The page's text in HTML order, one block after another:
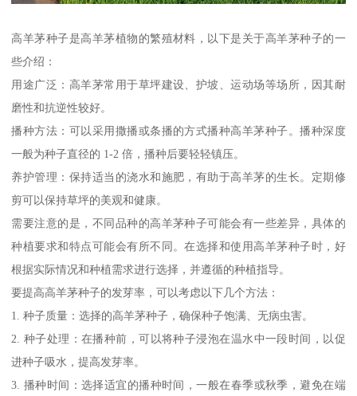
高羊茅种子是高羊茅植物的繁殖材料，以下是关于高羊茅种子的一
些介绍：
用途广泛：高羊茅常用于草坪建设、护坡、运动场等场所，因其耐
磨性和抗逆性较好。
播种方法：可以采用撒播或条播的方式播种高羊茅种子。播种深度
一般为种子直径的 1-2 倍，播种后要轻轻镇压。
养护管理：保持适当的浇水和施肥，有助于高羊茅的生长。定期修
剪可以保持草坪的美观和健康。
需要注意的是，不同品种的高羊茅种子可能会有一些差异，具体的
种植要求和特点可能会有所不同。在选择和使用高羊茅种子时，好
根据实际情况和种植需求进行选择，并遵循的种植指导。
要提高高羊茅种子的发芽率，可以考虑以下几个方法：
1. 种子质量：选择的高羊茅种子，确保种子饱满、无病虫害。
2. 种子处理：在播种前，可以将种子浸泡在温水中一段时间，以促
进种子吸水，提高发芽率。
3. 播种时间：选择适宜的播种时间，一般在春季或秋季，避免在端